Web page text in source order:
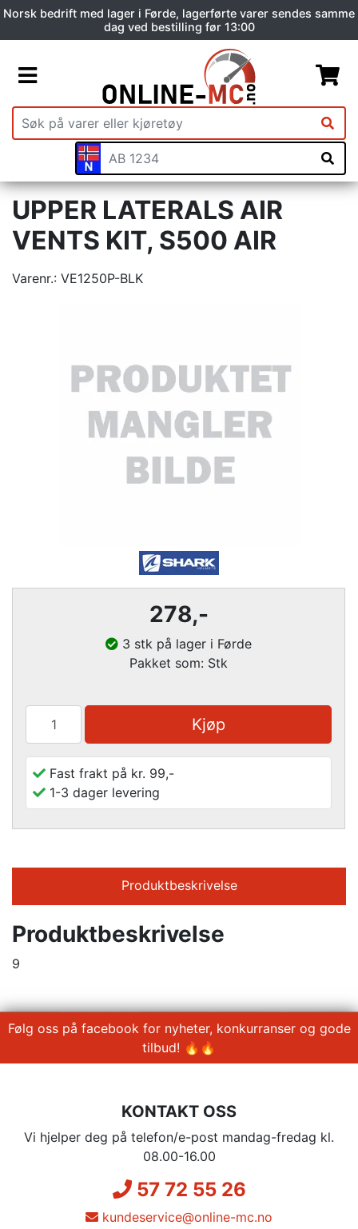
Norsk bedrift med lager i Førde, lagerførte varer sendes samme
dag ved bestilling før 13:00
UPPER LATERALS AIR
VENTS KIT, S500 AIR
Varenr.: VE1250P-BLK
278,-
3 stk på lager i Førde
Pakket som: Stk
Kjøp
Fast frakt på kr. 99,-
1-3 dager levering
Produktbeskrivelse
Produktbeskrivelse
9
Følg oss på facebook for nyheter, konkurranser og gode
tilbud! 🔥🔥
KONTAKT OSS
Vi hjelper deg på telefon/e-post mandag-fredag kl.
08.00-16.00
57 72 55 26
kundeservice@online-mc.no